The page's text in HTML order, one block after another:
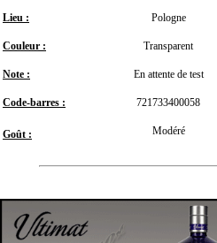
Lieu : Pologne
Couleur : Transparent
Note : En attente de test
Code-barres : 721733400058
Goût : Modéré